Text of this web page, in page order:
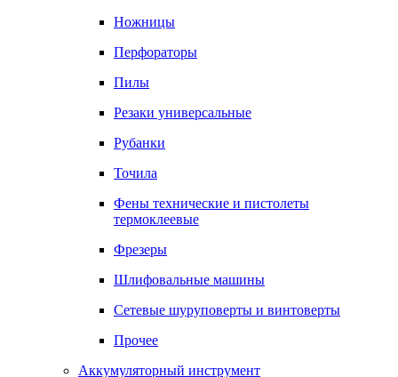
Ножницы
Перфораторы
Пилы
Резаки универсальные
Рубанки
Точила
Фены технические и пистолеты
термоклеевые
Фрезеры
Шлифовальные машины
Сетевые шуруповерты и винтоверты
Прочее
Аккумуляторный инструмент